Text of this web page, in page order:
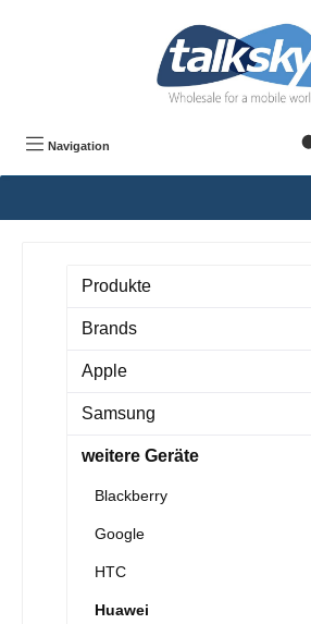
Navigation
Produkte
Brands
Apple
Samsung
weitere Geräte
Blackberry
Google
HTC
Huawei